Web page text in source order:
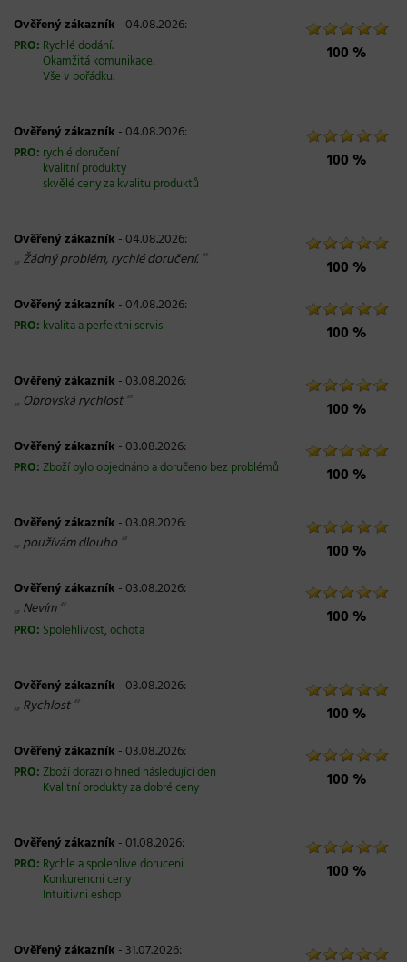
100 %
Ověřený zákazník - 04.08.2026:
PRO: Rychlé dodání.
Okamžitá komunikace.
Vše v pořádku.
100 %
Ověřený zákazník - 04.08.2026:
PRO: rychlé doručení
kvalitní produkty
skvělé ceny za kvalitu produktů
100 %
Ověřený zákazník - 04.08.2026:
„ Žádný problém, rychlé doručení.“
100 %
Ověřený zákazník - 04.08.2026:
PRO: kvalita a perfektni servis
100 %
Ověřený zákazník - 03.08.2026:
„ Obrovská rychlost“
100 %
Ověřený zákazník - 03.08.2026:
PRO: Zboží bylo objednáno a doručeno bez problémů
100 %
Ověřený zákazník - 03.08.2026:
„používám dlouho “
100 %
Ověřený zákazník - 03.08.2026:
„ Nevím“
PRO: Spolehlivost, ochota
100 %
Ověřený zákazník - 03.08.2026:
„ Rychlost“
100 %
Ověřený zákazník - 03.08.2026:
PRO: Zboží dorazilo hned následující den
Kvalitní produkty za dobré ceny
100 %
Ověřený zákazník - 01.08.2026:
PRO: Rychle a spolehlive doruceni
Konkurencni ceny
Intuitivni eshop
Ověřený zákazník - 31.07.2026: